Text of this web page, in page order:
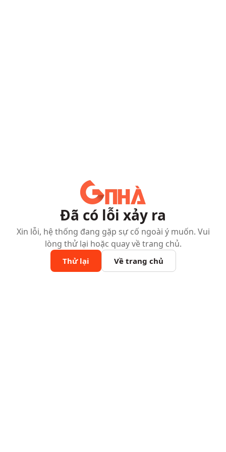
Đã có lỗi xảy ra
Xin lỗi, hệ thống đang gặp sự cố ngoài ý muốn. Vui
lòng thử lại hoặc quay về trang chủ.
Thử lại Về trang chủ